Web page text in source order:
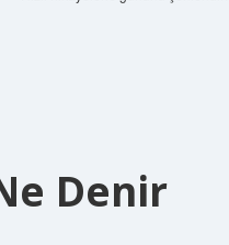
Denir